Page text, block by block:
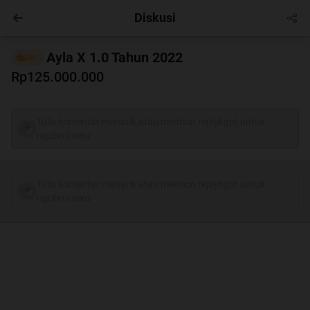
Masuk
Diskusi
Sell
Ayla X 1.0 Tahun 2022
Rp125.000.000